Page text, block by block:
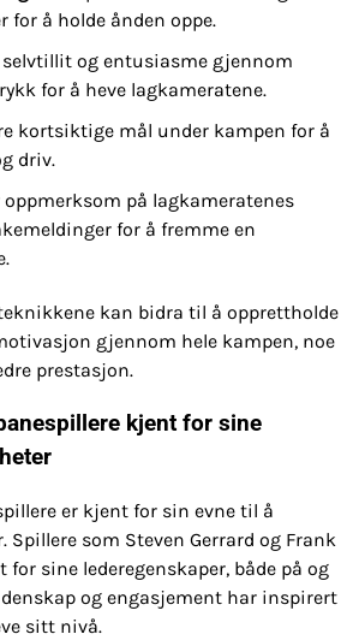
å holde ånden oppe.
selvtillit og entusiasme gjennom
for å heve lagkameratene.
kortsiktige mål under kampen for å
driv.
på lagkameratenes
for å fremme en
kan bidra til å opprettholde
gjennom hele kampen, noe
prestasjon.
kjent for sine
er kjent for sin evne til å
Spillere som Steven Gerrard og Frank
sine lederegenskaper, både på og
og engasjement har inspirert
sitt nivå.